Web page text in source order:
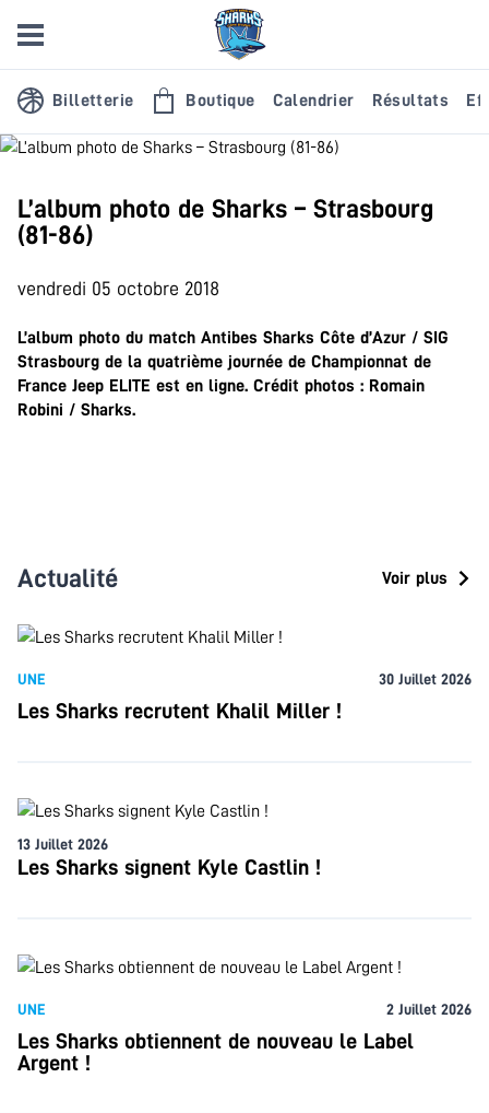
Billetterie Boutique Calendrier Résultats
L’album photo de Sharks – Strasbourg
(81-86)
vendredi 05 octobre 2018
L’album photo du match Antibes Sharks Côte d’Azur / SIG
Strasbourg de la quatrième journée de Championnat de
France Jeep ELITE est en ligne. Crédit photos : Romain
Robini / Sharks.
Actualité Voir plus
UNE 30 Juillet 2026
Les Sharks recrutent Khalil Miller !
13 Juillet 2026
Les Sharks signent Kyle Castlin !
UNE 2 Juillet 2026
Les Sharks obtiennent de nouveau le Label
Argent !